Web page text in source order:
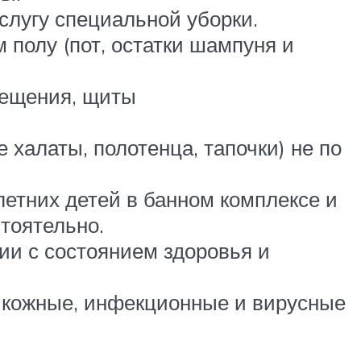
специальной уборки.
(пот, остатки шампуня и
щиты
полотенца, тапочки) не по
детей в банном комплексе и
с состоянием здоровья и
инфекционные и вирусные